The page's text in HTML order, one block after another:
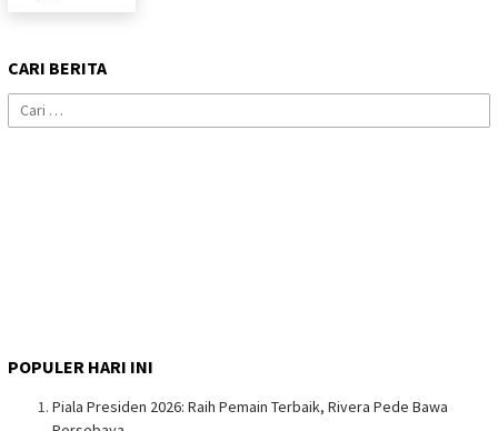
CARI BERITA
Cari
untuk:
POPULER HARI INI
Piala Presiden 2026: Raih Pemain Terbaik, Rivera Pede Bawa